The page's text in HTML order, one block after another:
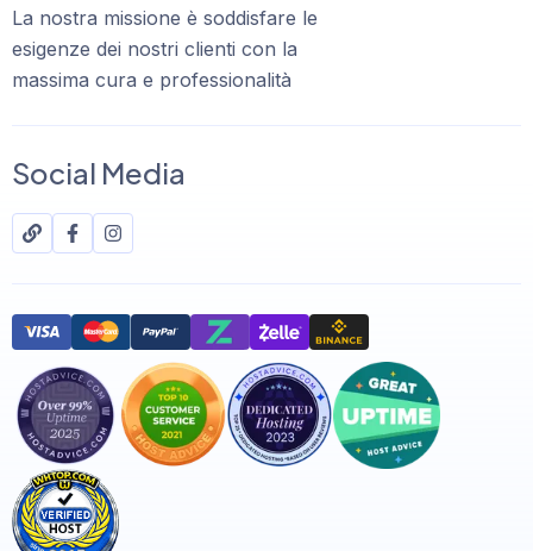
La nostra missione è soddisfare le
esigenze dei nostri clienti con la
massima cura e professionalità
Social Media